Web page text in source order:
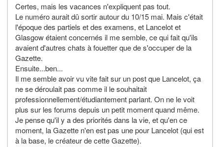
Certes, mais les vacances n'expliquent pas tout.
Le numéro aurait dû sortir autour du 10/15 mai. Mais c'était
l'époque des partiels et des examens, et Lancelot et
Glasgow étaient concernés il me semble, ce qui fait qu'ils
avaient d'autres chats à fouetter que de s'occuper de la
Gazette.
Ensuite...ben...
Il me semble avoir vu vite fait sur un post que Lancelot, ça
ne se déroulait pas comme il le souhaitait
professionnellement/étudiantement parlant. On ne le voit
plus sur les forums depuis un petit moment quand même.
Je pense qu'il y a des priorités dans la vie, et qu'en ce
moment, la Gazette n'en est pas une pour Lancelot (qui est
à la base, le créateur de cette Gazette).